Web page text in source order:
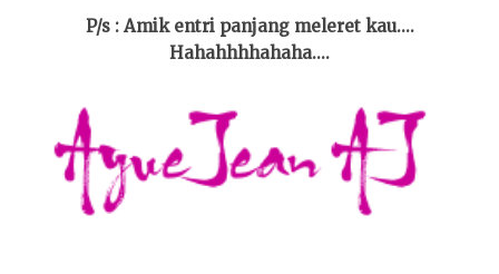
P/s : Amik entri panjang meleret kau....
Hahahhhhahaha....